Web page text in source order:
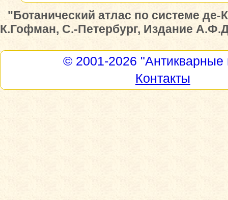
"Ботанический атлас по системе де-
К.Гофман, С.-Петербург, Издание
© 2001-2026 "Антикварные
Контакты